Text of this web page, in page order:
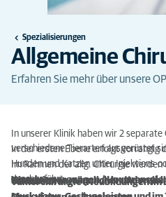
Spezialisierungen
Allgemeine
Erfahren Sie mehr über unsere
In unserer Klinik haben wir 2
verschiedene Tierarten ausgerüstet
In der ersten Ebene erfolgt vorrangig
Hunden und Katzen unter Injektions-
Im Rahmen der allg. Chirurgie
durchgeführt:
Wundversorgungen /
Kastrationen männlicher und
Othämatom
Tumorchirurgie (Neubildungen im